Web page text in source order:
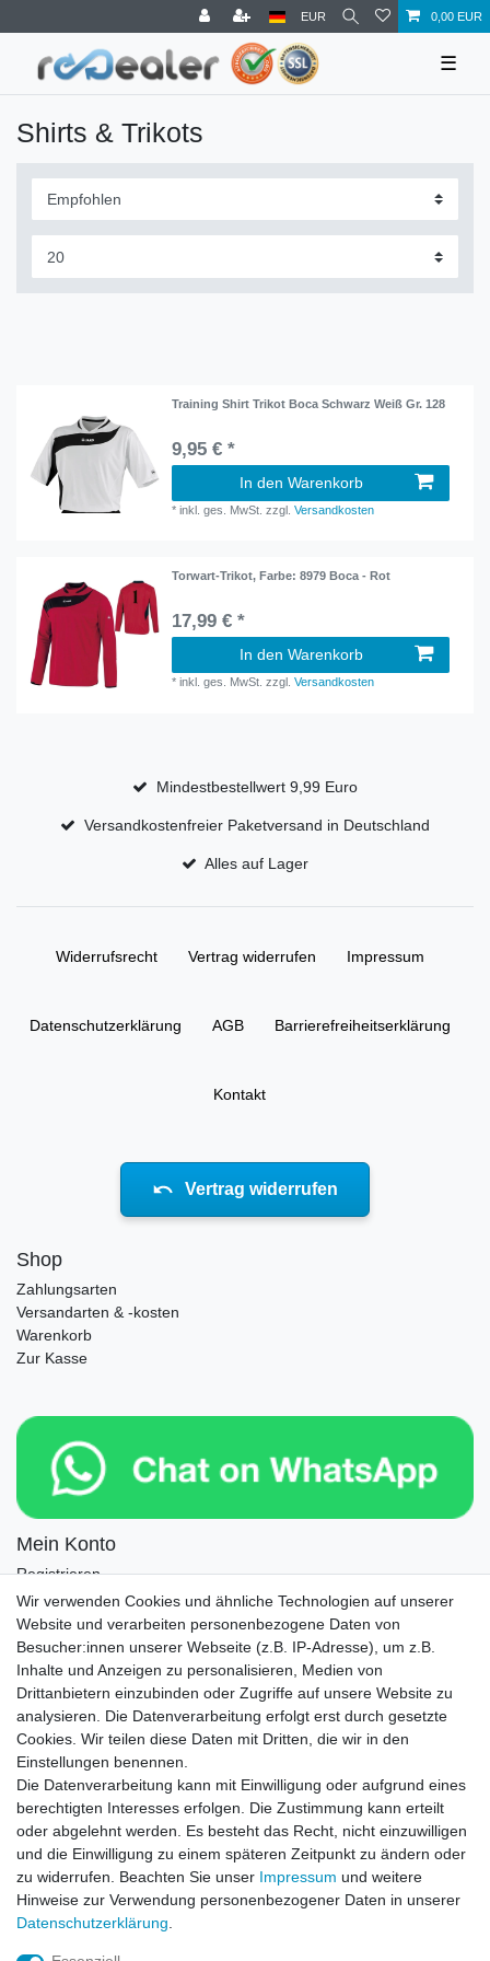
EUR 0,00 EUR
☰
Shirts & Trikots
Training Shirt Trikot Boca Schwarz Weiß Gr. 128
9,95 € *
In den Warenkorb
*inkl. ges. MwSt. zzgl.Versandkosten
Torwart-Trikot, Farbe: 8979 Boca - Rot
17,99 € *
In den Warenkorb
*inkl. ges. MwSt. zzgl.Versandkosten
Mindestbestellwert 9,99 Euro
Versandkostenfreier Paketversand in Deutschland
Alles auf Lager
Widerrufs­recht Vertrag widerrufen Impressum
Daten­schutz­erklärung AGB Barrierefreiheitserklärung
Kontakt
Vertrag widerrufen
Shop
Zahlungsarten
Versandarten & -kosten
Warenkorb
Zur Kasse
Mein Konto
Registrieren
Login
Newsletter
E-MAIL **
Newsletter
Honig
Hiermit bestätige ich, dass ich die
Einwilligung kann ich jederzeit widerrufen.**
Abonnieren
** Hierbei handelt es sich um ein Pflichtfeld.
Wir verwenden Cookies und ähnliche Technologien auf unserer
Website und verarbeiten personenbezogene Daten von
Besucher:innen unserer Webseite (z.B. IP-Adresse), um z.B.
Inhalte und Anzeigen zu personalisieren, Medien von
Drittanbietern einzubinden oder Zugriffe auf unsere Website zu
analysieren. Die Datenverarbeitung erfolgt erst durch gesetzte
Cookies. Wir teilen diese Daten mit Dritten, die wir in den
Einstellungen benennen.
Die Datenverarbeitung kann mit Einwilligung oder aufgrund eines
berechtigten Interesses erfolgen. Die Zustimmung kann erteilt
oder abgelehnt werden. Es besteht das Recht, nicht einzuwilligen
und die Einwilligung zu einem späteren Zeitpunkt zu ändern oder
zu widerrufen. Beachten Sie unser Impressum und weitere
Hinweise zur Verwendung personenbezogener Daten in unserer
Daten­schutz­erklärung